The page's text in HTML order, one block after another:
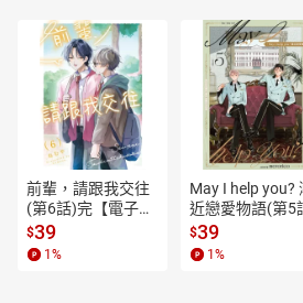
前輩，請跟我交往
(第6話)完【電子
書】
$39
1 %
May I help you?
近戀愛物語(第5
【電子書】
$39
1 %